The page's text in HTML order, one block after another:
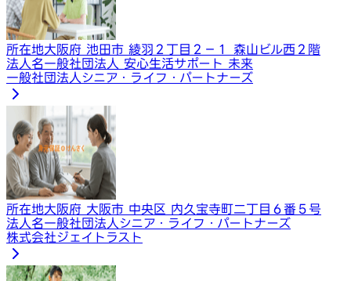
所在地大阪府 池田市 綾羽２丁目２−１ 森山ビル西２階
法人名一般社団法人 安心生活サポート 未来
一般社団法人シニア・ライフ・パートナーズ
所在地大阪府 大阪市 中央区 内久宝寺町二丁目６番５号
法人名一般社団法人シニア・ライフ・パートナーズ
株式会社ジェイトラスト